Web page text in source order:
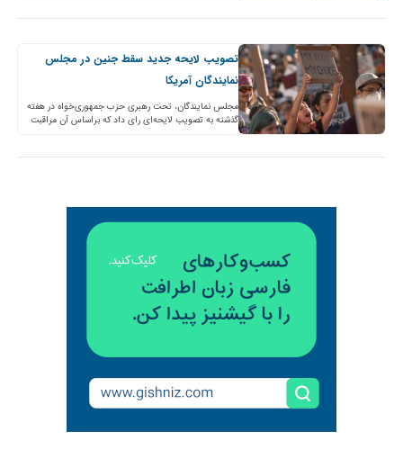
تصویب لایحه جدید سقط جنین در مجلس
نمایندگان آمریکا
مجلس نمایندگان، تحت رهبری حزب جمهوری‌خواه در هفته
گذشته به تصویب لایحه‌ای رای داد که براساس آن مراقبت‌